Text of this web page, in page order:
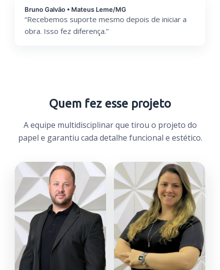
Bruno Galvão • Mateus Leme/MG
“Recebemos suporte mesmo depois de iniciar a
obra. Isso fez diferença.”
Quem fez esse projeto
A equipe multidisciplinar que tirou o projeto do
papel e garantiu cada detalhe funcional e estético.